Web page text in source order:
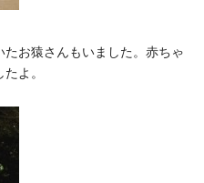
お猿さんもいました。赤ちゃ
よ。